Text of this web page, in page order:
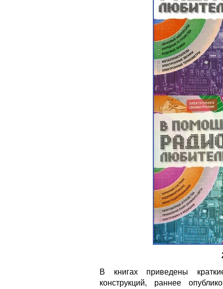
В книгах приведены
конструкций, раннее